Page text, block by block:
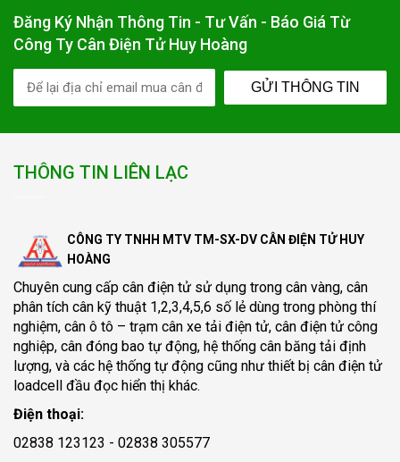
Đăng Ký Nhận Thông Tin - Tư Vấn - Báo Giá Từ
Công Ty Cân Điện Tử Huy Hoàng
GỬI THÔNG TIN
THÔNG TIN LIÊN LẠC
CÔNG TY TNHH MTV TM-SX-DV CÂN ĐIỆN TỬ HUY
HOÀNG
Chuyên cung cấp cân điện tử sử dụng trong cân vàng, cân
phân tích cân kỹ thuật 1,2,3,4,5,6 số lẻ dùng trong phòng thí
nghiệm, cân ô tô – trạm cân xe tải điện tử, cân điện tử công
nghiệp, cân đóng bao tự động, hệ thống cân băng tải định
lượng, và các hệ thống tự động cũng như thiết bị cân điện tử
loadcell đầu đọc hiển thị khác.
Điện thoại:
02838 123123 - 02838 305577